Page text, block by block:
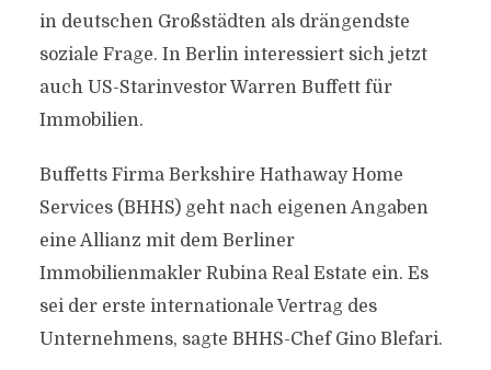
in deutschen Großstädten als drängendste
soziale Frage. In Berlin interessiert sich jetzt
auch US-Starinvestor Warren Buffett für
Immobilien.
Buffetts Firma Berkshire Hathaway Home
Services (BHHS) geht nach eigenen Angaben
eine Allianz mit dem Berliner
Immobilienmakler Rubina Real Estate ein. Es
sei der erste internationale Vertrag des
Unternehmens, sagte BHHS-Chef Gino Blefari.